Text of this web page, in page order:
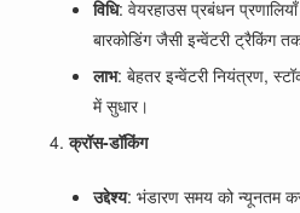
विधि: वेयरहाउस प्रबंधन
बारकोडिंग जैसी इन्वेंटरी ट्रैकिंग
लाभ: बेहतर इन्वेंटरी नियंत्रण,
में सुधार।
क्रॉस-डॉकिंग
उद्देश्य: भंडारण समय को न्यूनतम